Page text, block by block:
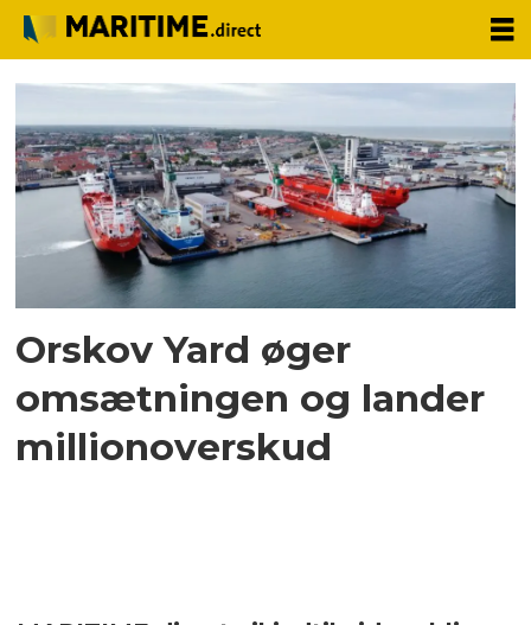
Tag:
omsætnong
Orskov Yard øger
omsætningen og lander
millionoverskud